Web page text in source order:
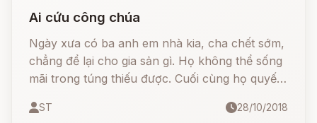
Ai cứu công chúa
Ngày xưa có ba anh em nhà kia, cha chết sớm,
chẳng để lại cho gia sản gì. Họ không thể sống
mãi trong túng thiếu được. Cuối cùng họ quyết
tìm kế sinh nhai
ST 28/10/2018